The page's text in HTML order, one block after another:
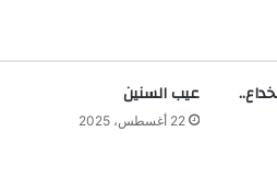
عيب السنين
22 أغسطس، 2025